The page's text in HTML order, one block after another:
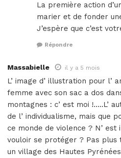
La première action
marier et de fonder
J’espère que c’est
Répondre
Massabielle il y a 5 mois
L’ image d’ illustration pour l’
femme avec son sac a dos
montagnes : c’ est moi !…..L’
de l’ individualisme, mais que
ce monde de violence ? N’ est
vouloir se protéger ? Pas plus
un village des Hautes